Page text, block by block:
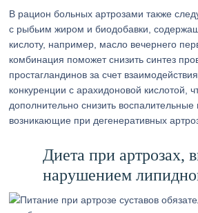
В рацион больных артрозами также
с рыбьим жиром и биодобавки,
кислоту, например, масло вечернего
комбинация поможет снизить синтез
простагландинов за счет
конкуренции с арахидоновой кислотой,
дополнительно снизить
возникающие при дегенеративных
Диета при артрозах,
нарушением